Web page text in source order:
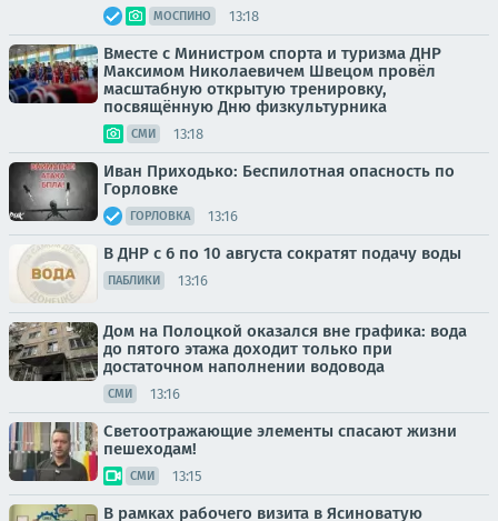
МОСПИНО 13:18
Вместе с Министром спорта и туризма ДНР
Максимом Николаевичем Швецом провёл
масштабную открытую тренировку,
посвящённую Дню физкультурника
СМИ 13:18
Иван Приходько: Беспилотная опасность по
Горловке
ГОРЛОВКА 13:16
В ДНР с 6 по 10 августа сократят подачу воды
ПАБЛИКИ 13:16
Дом на Полоцкой оказался вне графика: вода
до пятого этажа доходит только при
достаточном наполнении водовода
СМИ 13:16
Светоотражающие элементы спасают жизни
пешеходам!
СМИ 13:15
В рамках рабочего визита в Ясиноватую